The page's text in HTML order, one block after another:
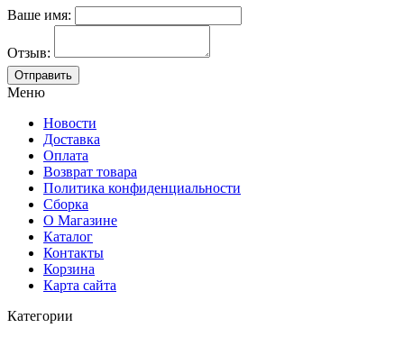
Ваше имя:
Отзыв:
Меню
Новости
Доставка
Оплата
Возврат товара
Политика конфиденциальности
Сборка
О Магазине
Каталог
Контакты
Корзина
Карта сайта
Категории